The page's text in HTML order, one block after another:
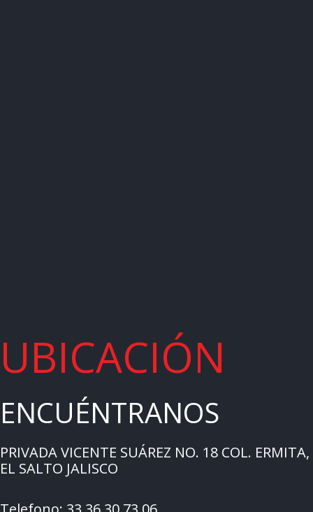
UBICACIÓN
ENCUÉNTRANOS
PRIVADA VICENTE SUÁREZ NO. 18 COL. ERMITA,
EL SALTO JALISCO